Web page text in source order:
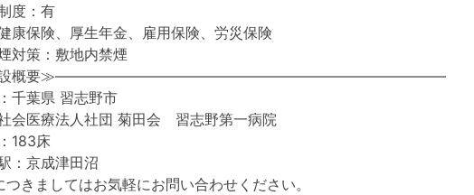
度：有
康保険、厚生年金、雇用保険、労災保険
対策：敷地内禁煙
設概要≫―――――――――――――――――――――――――――
千葉県 習志野市
会医療法人社団 菊田会 習志野第一病院
183床
：京成津田沼
つきましてはお気軽にお問い合わせください。